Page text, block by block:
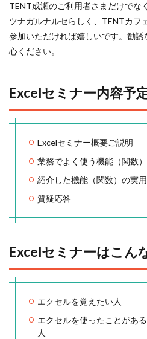
TENT成瀬のご利用者さまだけでな
ツナガルナルセらしく、TENTカフ
参加いただければ嬉しいです。勧
心ください。
Excelセミナー内容予
Excelセミナー概要ご説明
業務でよく使う機能（関数
紹介した機能（関数）の実
質疑応答
Excelセミナーはこん
エクセルを覚えたい人
エクセルを使ったことがあ
人